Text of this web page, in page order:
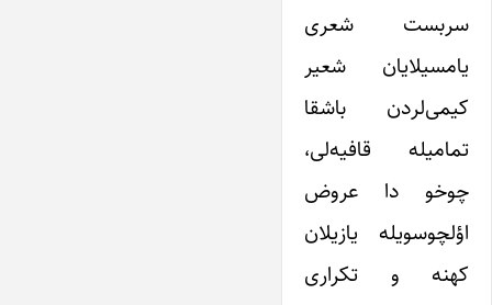
سربست شعری
یامسیلایان شعیر
کیمی‌‌‌‌‌لردن باشقا
تمامیله قافیه‌‌‌‌‌لی،
چوخو دا عروض
اؤلچوسویله یازیلان
کهنه و تکراری